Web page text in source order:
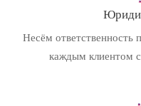
Несём ответственность
каждым клиентом с